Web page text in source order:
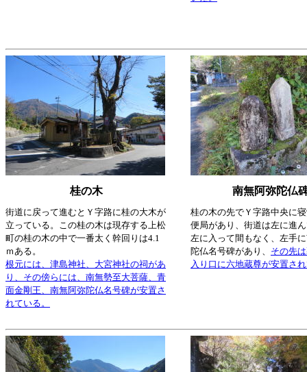
桂の木 南無阿弥陀仏
街道に戻って進むとＹ字路に桂の大木が
立っている。この桂の木は現存する上松
町の桂の木の中で一番太く幹回りは4.1
ｍある。
根元には、津島神社、大宮神社の祠があ
り、その傍らには、南無勢至大菩薩、青
面金剛王、南無阿弥陀仏名号碑が安置さ
れている。
桂の木の先でＹ字路中央に
便局があり、街道は左に進
左に入って間もなく、左手
陀仏名号碑があり、 その先
入り口に六地蔵尊が安置さ